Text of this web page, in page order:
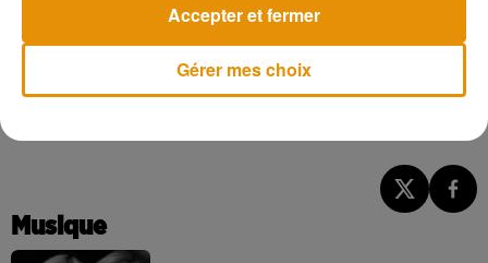
les numéros associés aux comptes de Momo
semblent tous venir du Japon, de Colombie et du Mexique
Toute cette mascarade servirait surtout à vos interlocuteurs
àpirater vos téléphones. Un jeu à s’adonner à vos risques et
Musique
Gérer mes choix
Accepter et fermer